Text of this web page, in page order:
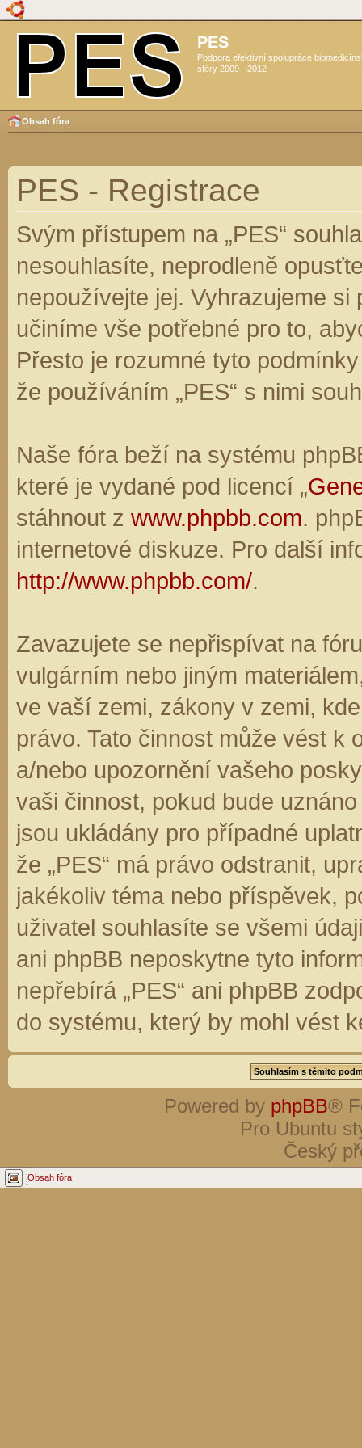
PES
Podpora efektivní spolupráce
sféry 2009 - 2012
Obsah fóra
PES - Registrace
Svým přístupem na „PES“
nesouhlasíte, neprodleně
nepoužívejte jej. Vyhrazujeme
učiníme vše potřebné pro to,
Přesto je rozumné tyto
že používáním „PES“ s nimi
Naše fóra beží na systému
které je vydané pod licencí „
stáhnout z www.phpbb.com.
internetové diskuze. Pro další
http://www.phpbb.com/.
Zavazujete se nepřispívat na
vulgárním nebo jiným
ve vaší zemi, zákony v zemi,
právo. Tato činnost může vést k
a/nebo upozornění vašeho
vaši činnost, pokud bude
jsou ukládány pro případné
že „PES“ má právo odstranit,
jakékoliv téma nebo příspěvek,
uživatel souhlasíte se všemi
ani phpBB neposkytne tyto
nepřebírá „PES“ ani phpBB
do systému, který by mohl vést
Powered by phpBB®
Pro Ubuntu
Český
Obsah fóra